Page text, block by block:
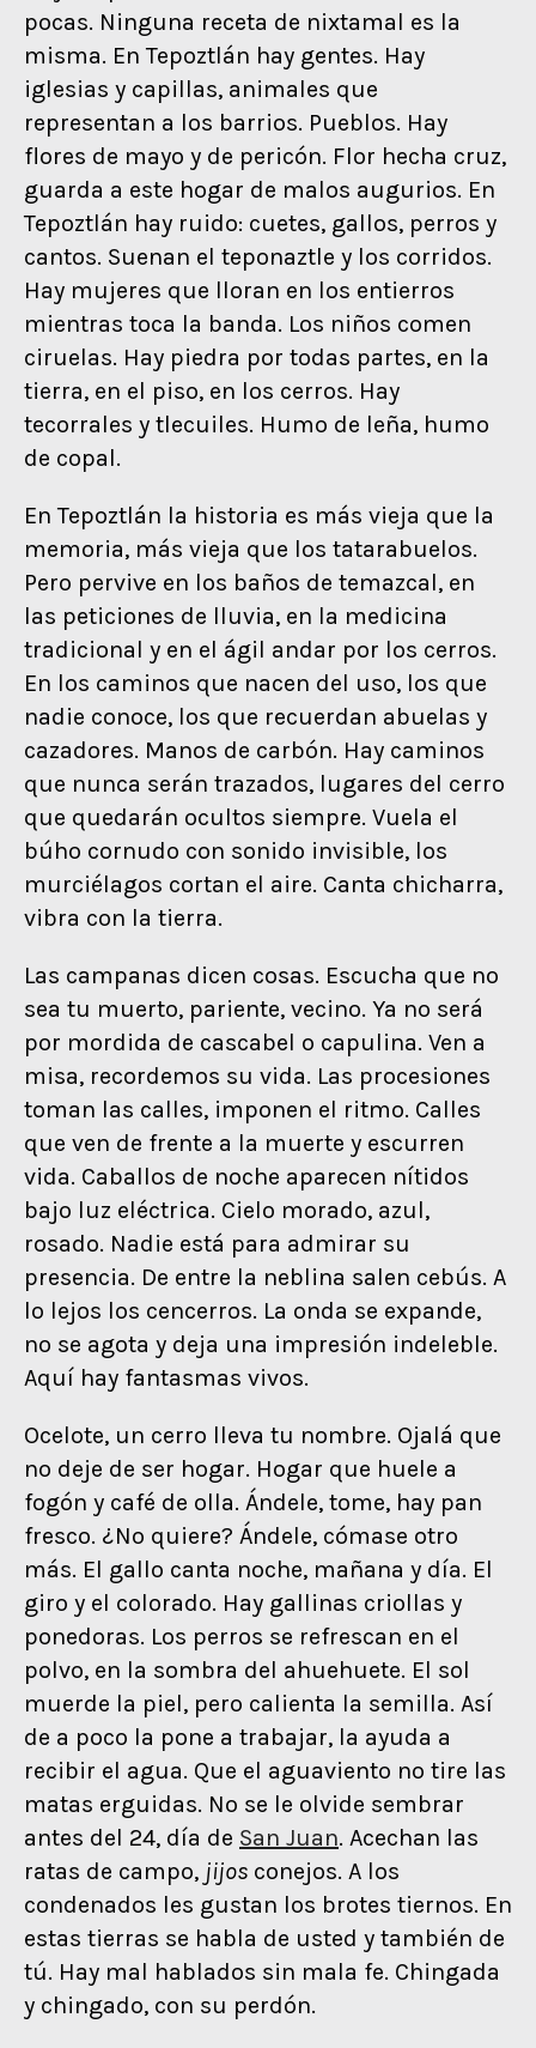
pocas. Ninguna receta de nixtamal es la
misma. En Tepoztlán hay gentes. Hay
iglesias y capillas, animales que
representan a los barrios. Pueblos. Hay
flores de mayo y de pericón. Flor hecha cruz,
guarda a este hogar de malos augurios. En
Tepoztlán hay ruido: cuetes, gallos, perros y
cantos. Suenan el teponaztle y los corridos.
Hay mujeres que lloran en los entierros
mientras toca la banda. Los niños comen
ciruelas. Hay piedra por todas partes, en la
tierra, en el piso, en los cerros. Hay
tecorrales y tlecuiles. Humo de leña, humo
de copal.
En Tepoztlán la historia es más vieja que la
memoria, más vieja que los tatarabuelos.
Pero pervive en los baños de temazcal, en
las peticiones de lluvia, en la medicina
tradicional y en el ágil andar por los cerros.
En los caminos que nacen del uso, los que
nadie conoce, los que recuerdan abuelas y
cazadores. Manos de carbón. Hay caminos
que nunca serán trazados, lugares del cerro
que quedarán ocultos siempre. Vuela el
búho cornudo con sonido invisible, los
murciélagos cortan el aire. Canta chicharra,
vibra con la tierra.
Las campanas dicen cosas. Escucha que no
sea tu muerto, pariente, vecino. Ya no será
por mordida de cascabel o capulina. Ven a
misa, recordemos su vida. Las procesiones
toman las calles, imponen el ritmo. Calles
que ven de frente a la muerte y escurren
vida. Caballos de noche aparecen nítidos
bajo luz eléctrica. Cielo morado, azul,
rosado. Nadie está para admirar su
presencia. De entre la neblina salen cebús. A
lo lejos los cencerros. La onda se expande,
no se agota y deja una impresión indeleble.
Aquí hay fantasmas vivos.
Ocelote, un cerro lleva tu nombre. Ojalá que
no deje de ser hogar. Hogar que huele a
fogón y café de olla. Ándele, tome, hay pan
fresco. ¿No quiere? Ándele, cómase otro
más. El gallo canta noche, mañana y día. El
giro y el colorado. Hay gallinas criollas y
ponedoras. Los perros se refrescan en el
polvo, en la sombra del ahuehuete. El sol
muerde la piel, pero calienta la semilla. Así
de a poco la pone a trabajar, la ayuda a
recibir el agua. Que el aguaviento no tire las
matas erguidas. No se le olvide sembrar
antes del 24, día de San Juan. Acechan las
ratas de campo, jijos conejos. A los
condenados les gustan los brotes tiernos. En
estas tierras se habla de usted y también de
tú. Hay mal hablados sin mala fe. Chingada
y chingado, con su perdón.